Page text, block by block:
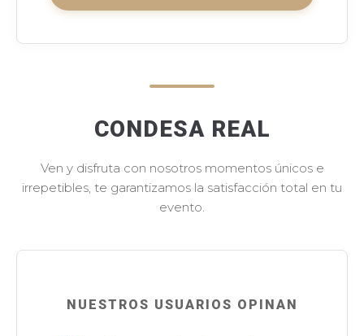
CONDESA REAL
Ven y disfruta con nosotros momentos únicos e
irrepetibles, te garantizamos la satisfacción total en tu
evento.
NUESTROS USUARIOS OPINAN